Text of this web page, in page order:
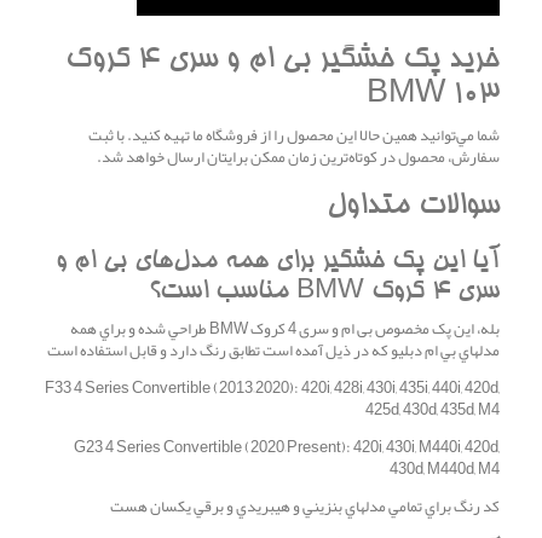
خريد پک خشگير بی ام و سری 4 کروک
BMW 103
شما مي‌توانيد همين حالا اين محصول را از فروشگاه ما تهيه کنيد. با ثبت
سفارش، محصول در کوتاه‌ترين زمان ممکن برايتان ارسال خواهد شد.
سوالات متداول
آيا اين پک خشگير براي همه مدل‌هاي بی ام و
سری 4 کروک BMW مناسب است؟
بله، اين پک مخصوص بی ام و سری 4 کروک BMW طراحي شده و براي همه
مدلهاي بي ام دبليو که در ذيل آمده است تطابق رنگ دارد و قابل استفاده است
F33 4 Series Convertible (2013–2020): 420i, 428i, 430i, 435i, 440i, 420d,
425d, 430d, 435d, M4
G23 4 Series Convertible (2020–Present): 420i, 430i, M440i, 420d,
430d, M440d, M4
کد رنگ براي تمامي مدلهاي بنزيني و هيبريدي و برقي يکسان هست